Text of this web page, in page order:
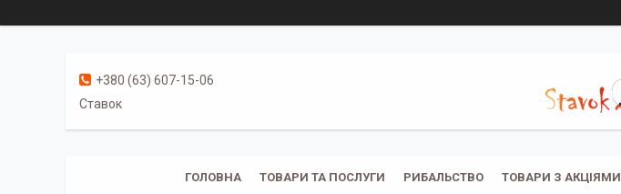
+380 (63) 607-15-06
Ставок
ГОЛОВНА ТОВАРИ ТА ПОСЛУГИ РИБАЛЬСТВО ТОВАРИ З АКЦІЯМИ